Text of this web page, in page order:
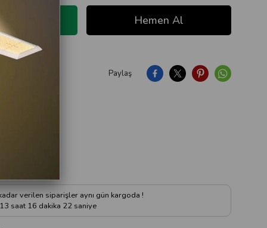
Paylaş
verilen siparişler aynı gün kargoda !
13 saat 16 dakika 21 saniye